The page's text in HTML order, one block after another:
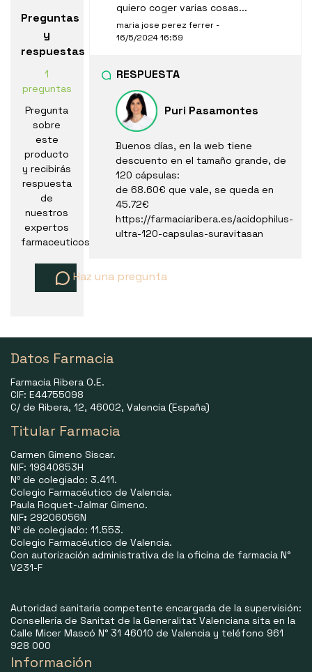
Preguntas
y
respuestas
1
preguntas
Pregunta
sobre
este
producto
y recibirás
respuesta
de
nuestros
expertos
farmaceuticos
Haz una pregunta
quiero coger varias cosas...
maria jose perez ferrer -
16/5/2024 16:59
RESPUESTA
Puri Pasamontes
Buenos días, en la web tiene
descuento en el tamaño grande, de
120 cápsulas:
de 68.60€ que vale, se queda en
45.72€
https://farmaciaribera.es/acidophilus-
ultra-120-capsulas-suravitasan
Datos Farmacia
Farmacia Ribera O.E.
CIF: E44755098
C/ de Ribera, 12, 46002, Valencia (España)
Titular Farmacia
Carmen Gimeno Siscar.
NIF: 19840853H
Nº de colegiado: 3.411.
Colegio Farmacéutico de Valencia.
Paula Roquet-Jalmar Gimeno.
NIF: 29206056N
Nº de colegiado: 11.553.
Colegio Farmacéutico de Valencia.
Con autorización administrativa de la oficina de farmacia N°
V231-F
Autoridad sanitaria competente encargada de la supervisión:
Consellería de Sanitat de la Generalitat Valenciana sita en la
Calle Micer Mascó N° 31 46010 de Valencia y teléfono 961
928 000
Información